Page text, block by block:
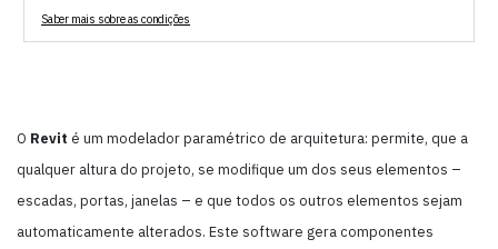
O Revit é um modelador paramétrico de arquitetura: permite, que a
qualquer altura do projeto, se modifique um dos seus elementos –
escadas, portas, janelas – e que todos os outros elementos sejam
automaticamente alterados. Este software gera componentes
Saber mais sobre as condições